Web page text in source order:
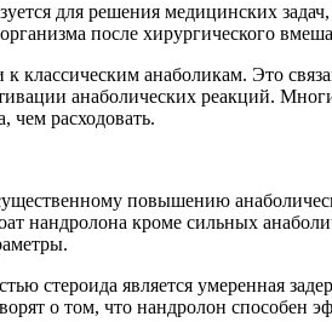
для решения медицинских
после хирургического
классическим анаболикам. Это
анаболических реакций.
чем расходовать.
повышению
нандролона кроме сильных
стероида является умеренная
о том, что нандролон способен